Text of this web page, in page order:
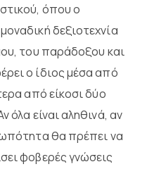
όπου ο
δεξιοτεχνία
του παράδοξου και
ο ίδιος μέσα από
από είκοσι δύο
όλα είναι αληθινά, αν
θα πρέπει να
φοβερές γνώσεις